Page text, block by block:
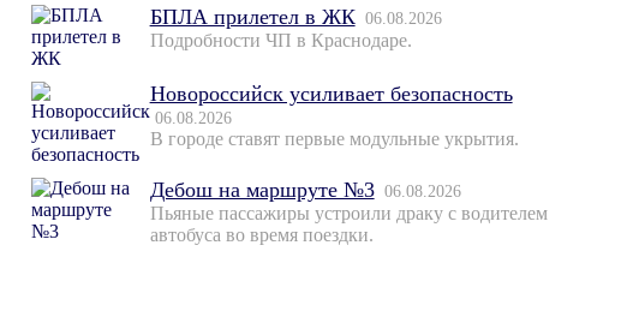
БПЛА прилетел в ЖК 06.08.2026
Подробности ЧП в Краснодаре.
Новороссийск усиливает безопасность
06.08.2026
В городе ставят первые модульные укрытия.
Дебош на маршруте №3 06.08.2026
Пьяные пассажиры устроили драку с водителем
автобуса во время поездки.